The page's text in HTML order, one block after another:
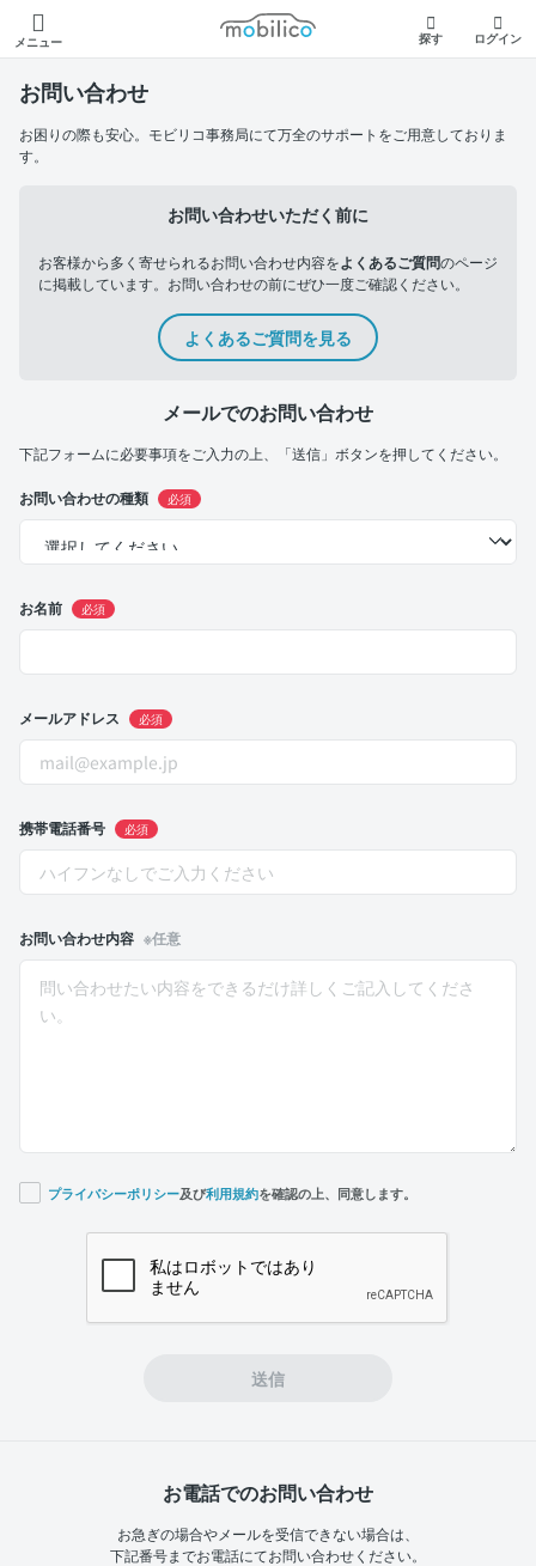
メニュー
モビリコ
探す ログイン
お問い合わせ
お困りの際も安心。モビリコ事務局にて万全のサポートをご用意しておりま
す。
お問い合わせいただく前に
お客様から多く寄せられるお問い合わせ内容をよくあるご質問のページ
に掲載しています。お問い合わせの前にぜひ一度ご確認ください。
よくあるご質問を見る
メールでのお問い合わせ
下記フォームに必要事項をご入力の上、「送信」ボタンを押してください。
お問い合わせの種類 必須
お名前 必須
メールアドレス 必須
携帯電話番号 必須
お問い合わせ内容 ※任意
プライバシーポリシー及び利用規約を確認の上、同意します。
送信
お電話でのお問い合わせ
お急ぎの場合やメールを受信できない場合は、
下記番号までお電話にてお問い合わせください。